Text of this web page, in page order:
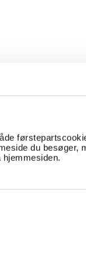
du besøger,
hjemmesiden.